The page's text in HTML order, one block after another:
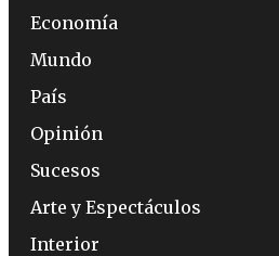
Economía
Mundo
País
Opinión
Sucesos
Arte y Espectáculos
Interior